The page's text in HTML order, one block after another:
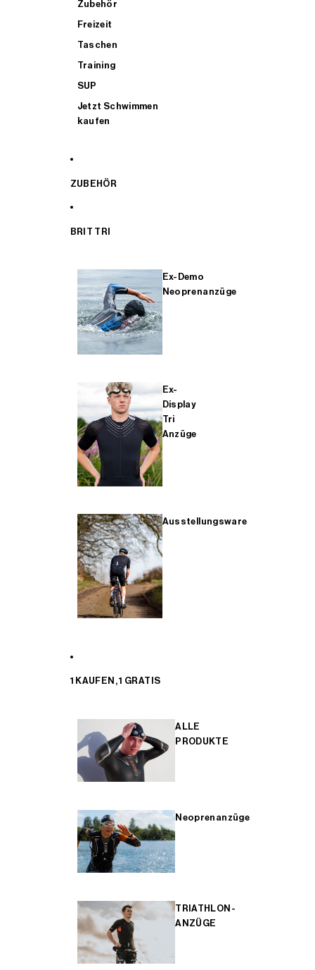
Zubehör
Freizeit
Taschen
Training
SUP
Jetzt Schwimmen
kaufen
ZUBEHÖR
BRIT TRI
Ex-Demo
Neoprenanzüge
Ex-
Display
Tri
Anzüge
Ausstellungsware
1 KAUFEN, 1 GRATIS
ALLE
PRODUKTE
Neoprenanzüge
TRIATHLON-
ANZÜGE